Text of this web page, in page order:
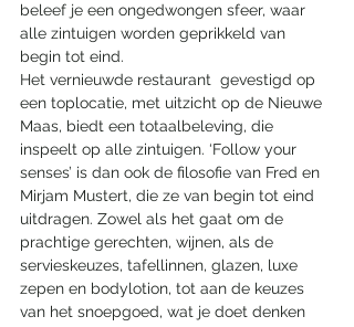
beleef je een ongedwongen sfeer, waar
alle zintuigen worden geprikkeld van
begin tot eind.
Het vernieuwde restaurant  gevestigd op
een toplocatie, met uitzicht op de Nieuwe
Maas, biedt een totaalbeleving, die
inspeelt op alle zintuigen. ‘Follow your
senses’ is dan ook de filosofie van Fred en
Mirjam Mustert, die ze van begin tot eind
uitdragen. Zowel als het gaat om de
prachtige gerechten, wijnen, als de
servieskeuzes, tafellinnen, glazen, luxe
zepen en bodylotion, tot aan de keuzes
van het snoepgoed, wat je doet denken